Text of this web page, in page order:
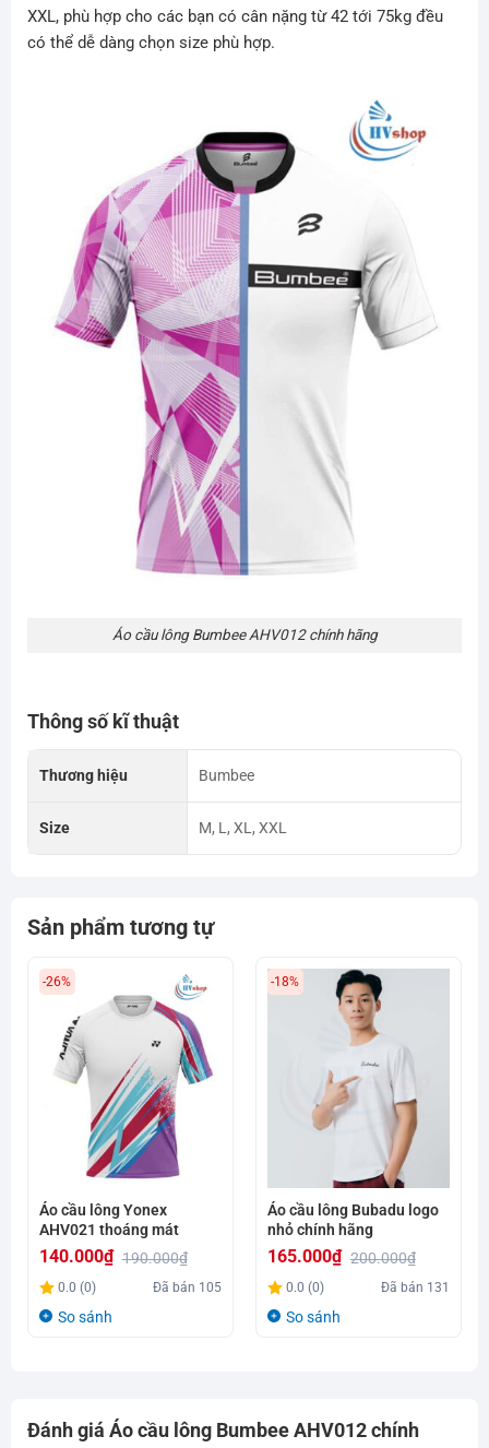
XXL, phù hợp cho các bạn có cân nặng từ 42 tới 75kg đều
có thể dễ dàng chọn size phù hợp.
Áo cầu lông Bumbee AHV012 chính hãng
Thông số kĩ thuật
Thương hiệu Bumbee
Size M, L, XL, XXL
Sản phẩm tương tự
-26%
Áo cầu lông Yonex
AHV021 thoáng mát
190.000₫
Giá
gốc
140.000₫
Giá
hiện
0.0 (0) Đã bán 105
So sánh
-18%
Áo cầu lông Bubadu logo
nhỏ chính hãng
200.000₫
Giá
gốc
165.000₫
Giá
hiện
0.0 (0) Đã bán 131
So sánh
Đánh giá Áo cầu lông Bumbee AHV012 chính